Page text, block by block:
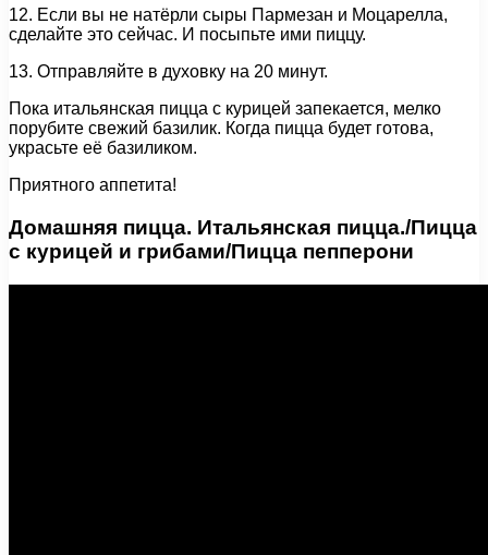
12. Если вы не натёрли сыры Пармезан и Моцарелла,
сделайте это сейчас. И посыпьте ими пиццу.
13. Отправляйте в духовку на 20 минут.
Пока итальянская пицца с курицей запекается, мелко
порубите свежий базилик. Когда пицца будет готова,
украсьте её базиликом.
Приятного аппетита!
Домашняя пицца. Итальянская пицца./Пицца
с курицей и грибами/Пицца пепперони